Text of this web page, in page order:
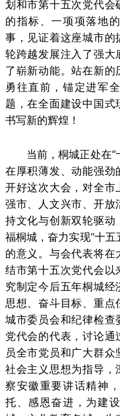
划和市第十五次党代会
的指标、一项项落地
事，见证着这座城市的
轮跨越发展注入了强大
了崭新动能。站在新的
勇往直前，锚定进军
题，在全面建设中国式
书写新的辉煌！
当前，桐城正处在
在厚积薄发、动能强劲
开好这次大会，对全市
强市、人文兴市、开放
持文化与创新双轮驱动
福桐城，奋力实现“十
的意义。与会代表将在
结市第十五次党代会以
究制定今后五年桐城经
思想、奋斗目标、重点
城市委员会和纪律检查
党代会的代表，讨论通
员全市党员和广大群
社会主义思想为指导，
察安徽重要讲话精神
托、感恩奋进，为建